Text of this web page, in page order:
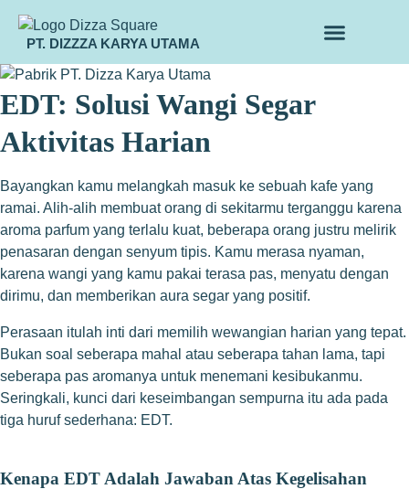
PT. DIZZZA KARYA UTAMA
EDT: Solusi Wangi Segar
Aktivitas Harian
Bayangkan kamu melangkah masuk ke sebuah kafe yang
ramai. Alih-alih membuat orang di sekitarmu terganggu karena
aroma parfum yang terlalu kuat, beberapa orang justru melirik
penasaran dengan senyum tipis. Kamu merasa nyaman,
karena wangi yang kamu pakai terasa pas, menyatu dengan
dirimu, dan memberikan aura segar yang positif.
Perasaan itulah inti dari memilih wewangian harian yang tepat.
Bukan soal seberapa mahal atau seberapa tahan lama, tapi
seberapa pas aromanya untuk menemani kesibukanmu.
Seringkali, kunci dari keseimbangan sempurna itu ada pada
tiga huruf sederhana: EDT.
Kenapa EDT Adalah Jawaban Atas Kegelisahan